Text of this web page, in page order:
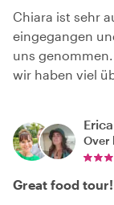
Chiara ist sehr
eingegangen
uns
wir haben viel
Erica
Over
Great food tour!